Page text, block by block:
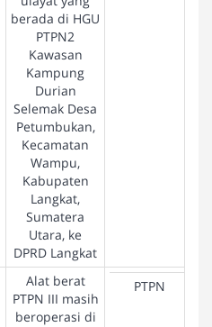
berada di HGU
PTPN2
Kawasan
Kampung
Durian
Selemak Desa
Petumbukan,
Kecamatan
Wampu,
Kabupaten
Langkat,
Sumatera
Utara, ke
DPRD Langkat
Alat berat
PTPN III masih
beroperasi di
PTPN